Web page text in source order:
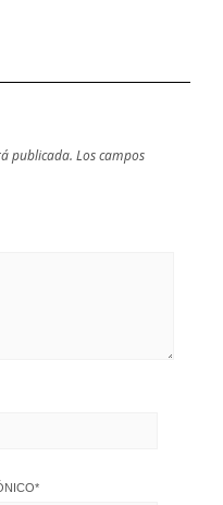
publicada. Los campos
*